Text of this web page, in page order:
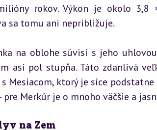
rokov. Výkon je okolo 3,8
sa tomu ani nepribližuje.
na oblohe súvisí s jeho
asi pol stupňa. Táto zdanlivá
Mesiacom, ktorý je síce
pre Merkúr je o mnoho väčšie a
na Zem